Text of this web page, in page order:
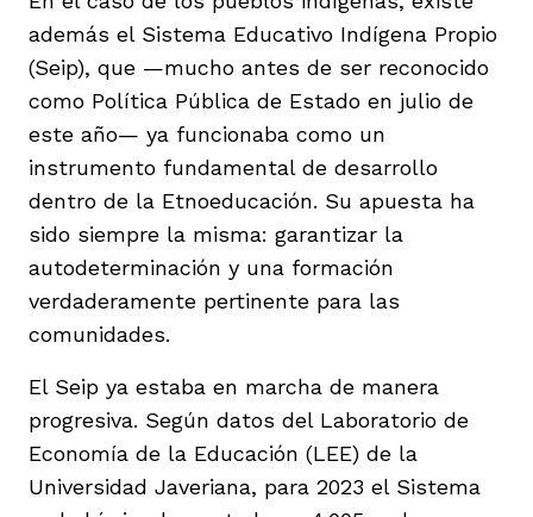
además el Sistema Educativo Indígena Propio
(Seip), que —mucho antes de ser reconocido
como Política Pública de Estado en julio de
este año— ya funcionaba como un
instrumento fundamental de desarrollo
dentro de la Etnoeducación. Su apuesta ha
sido siempre la misma: garantizar la
autodeterminación y una formación
verdaderamente pertinente para las
comunidades.
El Seip ya estaba en marcha de manera
progresiva. Según datos del Laboratorio de
Economía de la Educación (LEE) de la
Universidad Javeriana, para 2023 el Sistema